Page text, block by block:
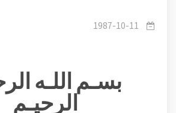
1987-10-11
بسـم اللـه
الرحيـم